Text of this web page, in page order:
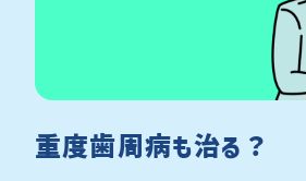
重度歯周病も治る？